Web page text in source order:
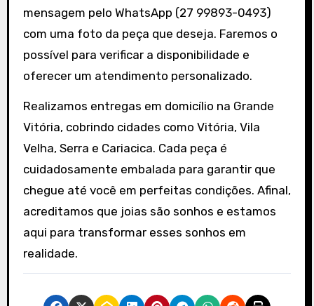
mensagem pelo WhatsApp (27 99893-0493)
com uma foto da peça que deseja. Faremos o
possível para verificar a disponibilidade e
oferecer um atendimento personalizado.
Realizamos entregas em domicílio na Grande
Vitória, cobrindo cidades como Vitória, Vila
Velha, Serra e Cariacica. Cada peça é
cuidadosamente embalada para garantir que
chegue até você em perfeitas condições. Afinal,
acreditamos que joias são sonhos e estamos
aqui para transformar esses sonhos em
realidade.